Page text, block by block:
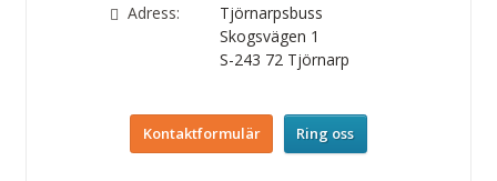
Adress:
Tjörnarpsbuss
Skogsvägen 1
S-243 72 Tjörnarp
Kontaktformulär Ring oss